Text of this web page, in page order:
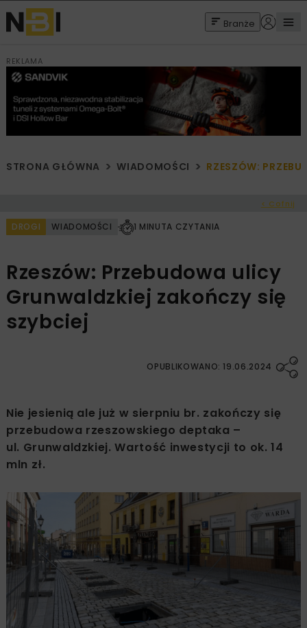
Branże
REKLAMA
STRONA GŁÓWNA WIADOMOŚCI RZESZÓW:
< Cofnij
DROGI WIADOMOŚCI 1 MINUTA CZYTANIA
Rzeszów: Przebudowa ulicy
Grunwaldzkiej zakończy się
szybciej
OPUBLIKOWANO: 19.06.2024
Nie jesienią ale już w sierpniu br. zakończy się
przebudowa rzeszowskiego deptaka –
ul. Grunwaldzkiej. Wartość inwestycji to ok. 14
mln zł.